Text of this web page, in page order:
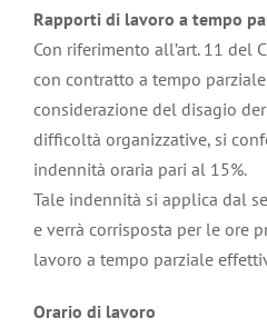
Rapporti di lavoro a tempo
Con riferimento all’art. 11 del
con contratto a tempo
considerazione del disagio
difficoltà organizzative, si
indennità oraria pari al 15%.
Tale indennità si applica dal
e verrà corrisposta per le ore
lavoro a tempo parziale
Orario di lavoro